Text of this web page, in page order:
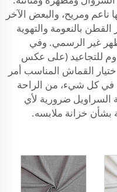
ومريح، والبعض الآخر
بالنعومة والتهوية
غير الرسمي. وفي
للتجاعيد (على عكس
القماش المناسب أمر
في كل شيء، من الراحة
السراويل ضرورية لأي
خزانة ملابسه.